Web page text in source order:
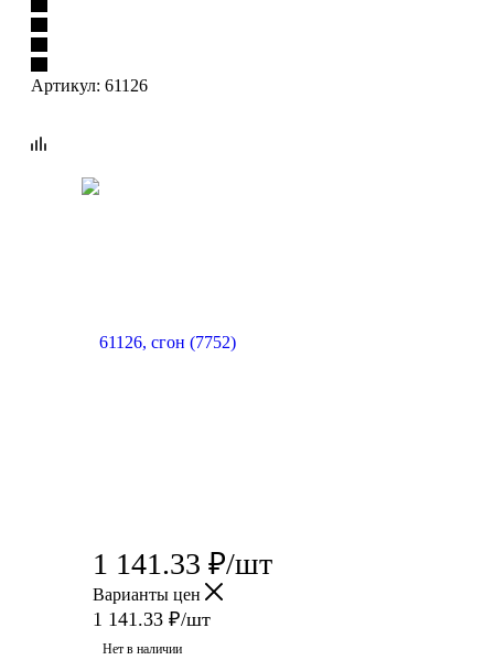
Артикул: 61126
1 141.33 ₽/шт
Варианты цен
1 141.33 ₽/шт
Нет в наличии